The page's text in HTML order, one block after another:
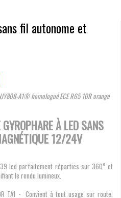
fil autonome et
A1® homologué ECE R65 10R orange
À LED SANS
12/24V
led parfaitement réparties sur 360° et
le rendu lumineux.
TA1 - Convient à tout usage sur route.